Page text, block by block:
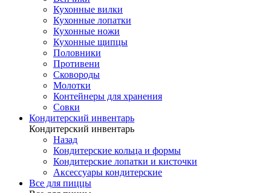
Кухонные вилки
Кухонные лопатки
Кухонные ножи
Кухонные щипцы
Половники
Противени
Сковороды
Молотки
Контейнеры для хранения
Совки
Кондитерский инвентарь
Кондитерский инвентарь
Назад
Кондитерские кольца и формы
Кондитерские лопатки и кисточки
Аксессуары кондитерские
Все для пиццы